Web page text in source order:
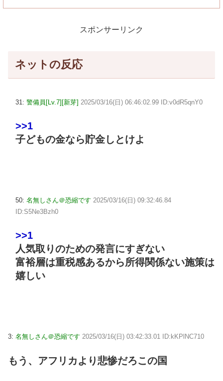
スポンサーリンク
ネットの反応
31: 警備員[Lv.7][新芽] 2025/03/16(日) 06:46:02.99 ID:v0dR5qnY0
>>1
子どもの金なら貯金しとけよ
50: 名無しさん＠恐縮です 2025/03/16(日) 09:32:46.84
ID:S5Ne3Bzh0
>>1
人気取りのための発言にすぎない
富裕層は重税感あるから所得関係ない施策は
嬉しい
3: 名無しさん＠恐縮です 2025/03/16(日) 03:42:33.01 ID:kKPlNC710
もう、アフリカより悲惨だろこの国